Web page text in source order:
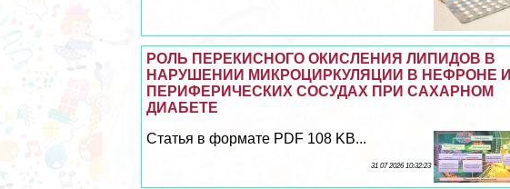
РОЛЬ ПЕРЕКИСНОГО ОКИСЛЕНИЯ ЛИПИДОВ В
НАРУШЕНИИ МИКРОЦИРКУЛЯЦИИ В НЕФРОНЕ И
ПЕРИФЕРИЧЕСКИХ СОСУДАХ ПРИ САХАРНОМ
ДИАБЕТЕ
Статья в формате PDF 108 KB...
31 07 2026 10:32:23